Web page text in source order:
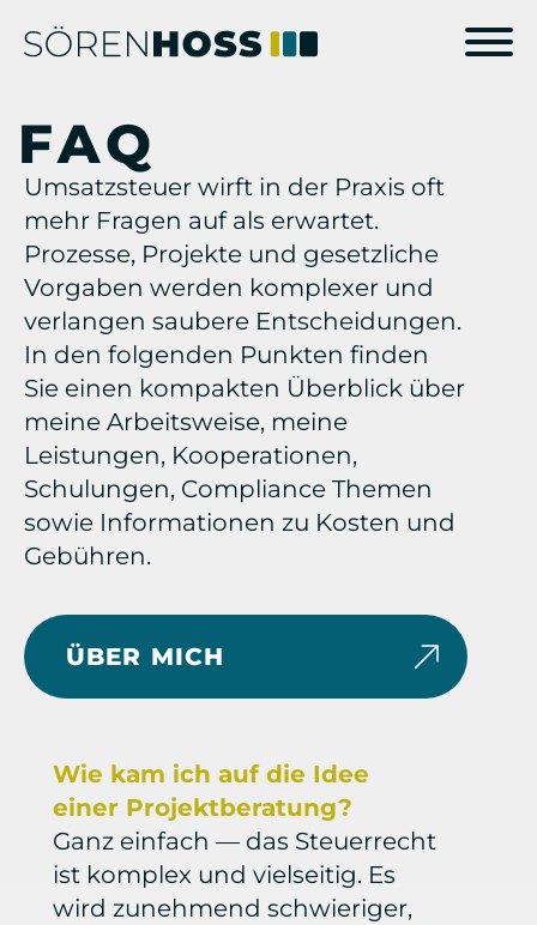
FAQ
Umsatzsteuer wirft in der Praxis oft
mehr Fragen auf als erwartet.
Prozesse, Projekte und gesetzliche
Vorgaben werden komplexer und
verlangen saubere Entscheidungen.
In den folgenden Punkten finden
Sie einen kompakten Überblick über
meine Arbeitsweise, meine
Leistungen, Kooperationen,
Schulungen, Compliance Themen
sowie Informationen zu Kosten und
Gebühren.
ÜBER MICH
Wie kam ich auf die Idee
einer Projektberatung?
Ganz einfach — das Steuerrecht
ist komplex und vielseitig. Es
wird zunehmend schwieriger,